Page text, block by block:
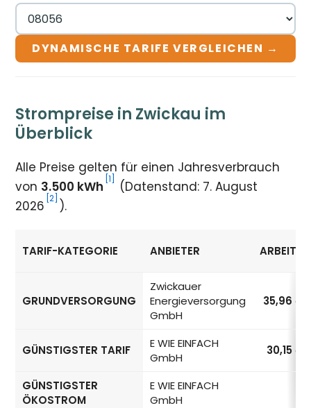
DYNAMISCHE TARIFE VERGLEICHEN →
Strompreise in Zwickau im
Überblick
Alle Preise gelten für einen Jahresverbrauch
von 3.500 kWh [1]
(Datenstand: 7. August
2026 [2] ).
Strompreise in Zwickau nach Tarif-Kategorie
TARIF-KATEGORIE ANBIETER
GRUNDVERSORGUNG
Zwickauer
Energieversorgung
GmbH
35,96 ct/
GÜNSTIGSTER TARIF
E WIE EINFACH
GmbH
30,15 ct/
GÜNSTIGSTER
ÖKOSTROM
E WIE EINFACH
GmbH